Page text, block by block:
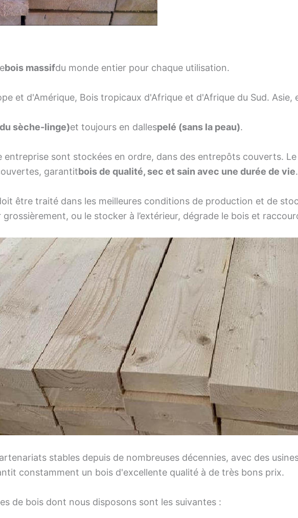
bois massifdu monde entier pour chaque utilisation.
et d'Amérique, Bois tropicaux d'Afrique et d'Afrique du Sud. Asie,
sèche-linge)et toujours en dallespelé (sans la peau).
entreprise sont stockées en ordre, dans des entrepôts couverts.
garantitbois de qualité, sec et sain avec une durée de vie.
être traité dans les meilleures conditions de production et de
ou le stocker à l’extérieur, dégrade le bois et
stables depuis de nombreuses décennies, avec des
constamment un bois d'excellente qualité à de très bons prix.
de bois dont nous disposons sont les suivantes :